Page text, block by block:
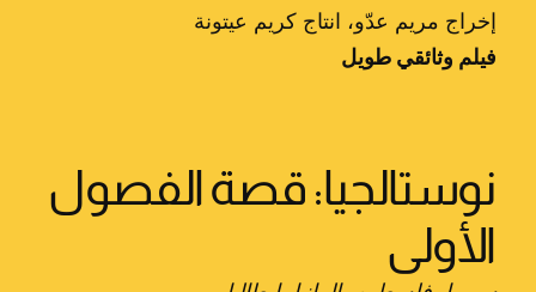
إخراج مريم عدّو، انتاج كريم عيتونة
فيلم وثائقي طويل
نوستالجيا: قصة الفصول
الأولى